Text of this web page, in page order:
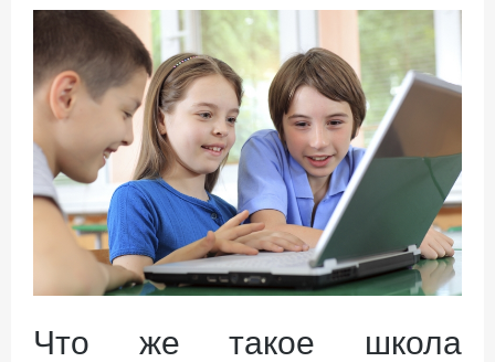
Что же такое школа